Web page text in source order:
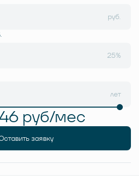
руб.
25%
лет
руб/мес
заявку